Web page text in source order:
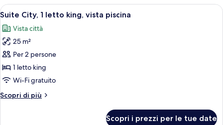
letto
vista
città
Apri
tutte
le
foto
per
Suite
City,
letto
Camera d'albergo con un letto
8
Suite City, 1 letto king, vista piscina
Vista città
25 m²
Per 2 persone
1 letto king
Wi-Fi gratuito
Scopri di più
Altri
Scopri i prezzi per le tue date